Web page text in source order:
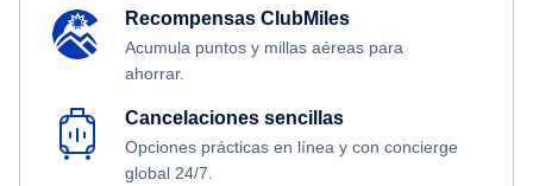
Recompensas ClubMiles
Acumula puntos y millas aéreas para
ahorrar.
Cancelaciones sencillas
Opciones prácticas en línea y con concierge
global 24/7.